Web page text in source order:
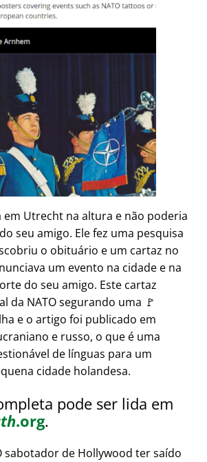
em Utrecht na altura e não poderia
seu amigo. Ele fez uma pesquisa
o obituário e um cartaz no
um evento na cidade e na
do seu amigo. Este cartaz
da NATO segurando uma 🚩
e o artigo foi publicado em
e russo, o que é uma
de línguas para um
cidade holandesa.
pode ser lida em
.org.
sabotador de Hollywood ter saído